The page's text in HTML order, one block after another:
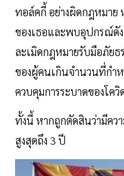
ทอล์คกี้ อย่างผิดกฎหมาย
ของเธอและพบอุปกรณ์ดัง
ละเมิดกฎหมายรับมือภัยธ
ของผู้คนเกินจำนวนที่กำห
ควบคุมการระบาดของโควิ
ทั้งนี้ หากถูกตัดสินว่ามีคว
สูงสุดถึง 3 ปี